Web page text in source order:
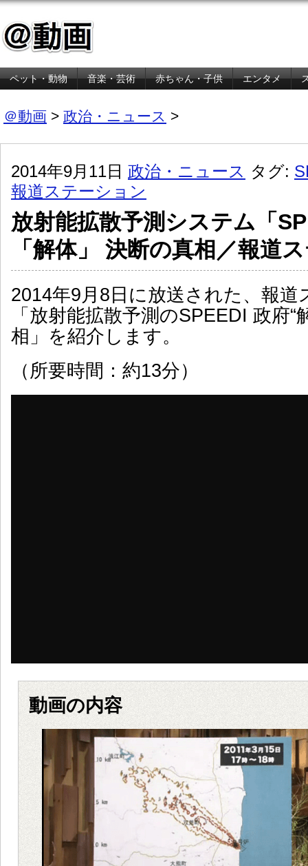
ペット・動物 音楽・芸術 赤ちゃん・子供 エンタメ
＠動画 > 政治・ニュース >
2014年9月11日 政治・ニュース タグ:
報道ステーション
放射能拡散予測システム「
「解体」 決断の真相／報道
2014年9月8日に放送された、報道
「放射能拡散予測のSPEEDI 政府“
相」を紹介します。
（所要時間：約13分）
動画の内容